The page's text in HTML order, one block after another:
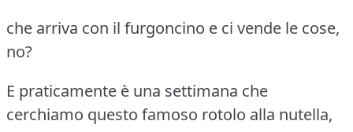
che arriva con il furgoncino e ci vende le cose,
no?
E praticamente è una settimana che
cerchiamo questo famoso rotolo alla nutella,